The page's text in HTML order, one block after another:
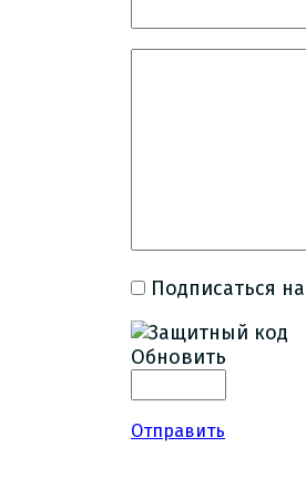
Подписаться
Обновить
Отправить